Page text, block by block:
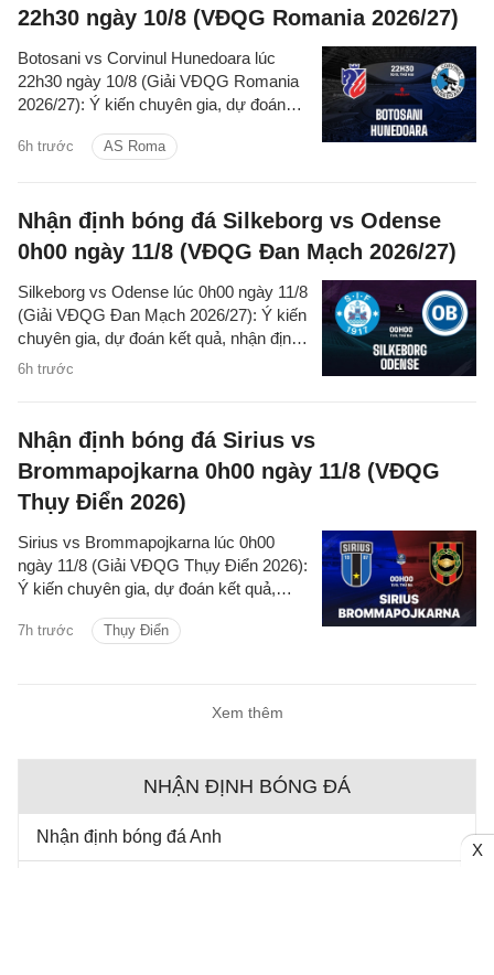
22h30 ngày 10/8 (VĐQG Romania 2026/27)
6h trước AS Roma
Botosani vs Corvinul Hunedoara lúc
22h30 ngày 10/8 (Giải VĐQG Romania
2026/27): Ý kiến chuyên gia, dự đoán
thống kê chi tiết về hai đội.
Nhận định bóng đá Silkeborg vs Odense
0h00 ngày 11/8 (VĐQG Đan Mạch 2026/27)
6h trước
Silkeborg vs Odense lúc 0h00 ngày 11/8
(Giải VĐQG Đan Mạch 2026/27): Ý kiến
chuyên gia, dự đoán kết quả, nhận định
- phân tích trận đấu, thống kê chi tiết về
Nhận định bóng đá Sirius vs
Brommapojkarna 0h00 ngày 11/8 (VĐQG
Thụy Điển 2026)
7h trước Thụy Điển
Sirius vs Brommapojkarna lúc 0h00
ngày 11/8 (Giải VĐQG Thụy Điển 2026):
Ý kiến chuyên gia, dự đoán kết quả,
chi tiết về hai đội.
Xem thêm
NHẬN ĐỊNH BÓNG ĐÁ
Nhận định bóng đá Anh
X